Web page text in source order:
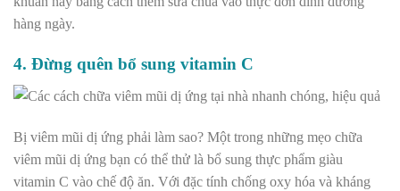
hàng ngày.
4. Đừng quên bổ sung vitamin C
Bị viêm mũi dị ứng phải làm sao? Một trong những mẹo chữa
viêm mũi dị ứng bạn có thể thử là bổ sung thực phẩm giàu
vitamin C vào chế độ ăn. Với đặc tính chống oxy hóa và kháng